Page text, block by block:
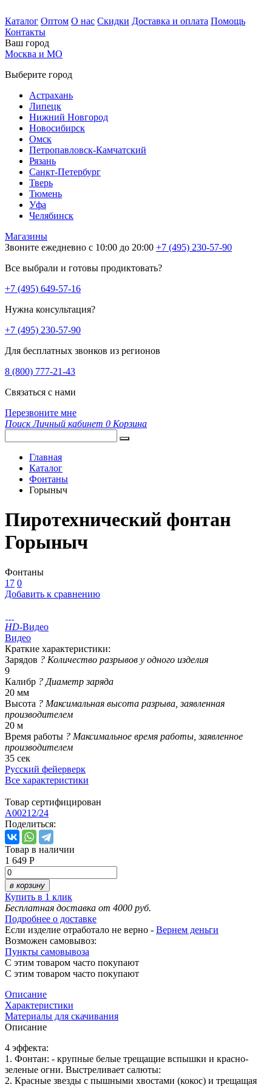
Каталог Оптом О нас Скидки Доставка и оплата Помощь
Контакты
Ваш город
Москва и МО
Выберите город
Астрахань
Липецк
Нижний Новгород
Новосибирск
Омск
Петропавловск-Камчатский
Рязань
Санкт-Петербург
Тверь
Тюмень
Уфа
Челябинск
Магазины
Звоните ежедневно с 10:00 до 20:00 +7 (495) 230-57-90
Все выбрали и готовы продиктовать?
+7 (495) 649-57-16
Нужна консультация?
+7 (495) 230-57-90
Для бесплатных звонков из регионов
8 (800) 777-21-43
Связаться с нами
Перезвоните мне
Поиск Личный кабинет 0 Корзина
Главная
Каталог
Фонтаны
Горыныч
Пиротехнический фонтан
Горыныч
Фонтаны
17 0
Добавить к сравнению
HD-Видео
Видео
Краткие характеристики:
Зарядов ? Количество разрывов у одного изделия
9
Калибр ? Диаметр заряда
20 мм
Высота ? Максимальная высота разрыва, заявленная
производителем
20 м
Время работы ? Максимальное время работы, заявленное
производителем
35 сек
Русский фейерверк
Все характеристики
Товар сертифицирован
A00212/24
Поделиться:
Товар в наличии
1 649 Р
в корзину
Купить в 1 клик
Бесплатная доставка от 4000 руб.
Подробнее о доставке
Если изделие отработало не верно - Вернем деньги
Возможен самовывоз:
Пункты самовывоза
С этим товаром часто покупают
С этим товаром часто покупают
Описание
Характеристики
Материалы для скачивания
Описание
4 эффекта:
1. Фонтан: - крупные белые трещащие вспышки и красно-
зеленые огни. Выстреливает салюты:
2. Красные звезды с пышными хвостами (кокос) и трещащая